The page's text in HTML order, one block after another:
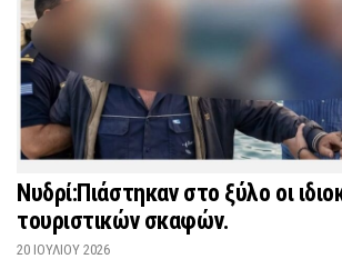
Νυδρί:Πιάστηκαν στο ξύλο οι
τουριστικών σκαφών.
20 ΙΟΥΛΊΟΥ 2026